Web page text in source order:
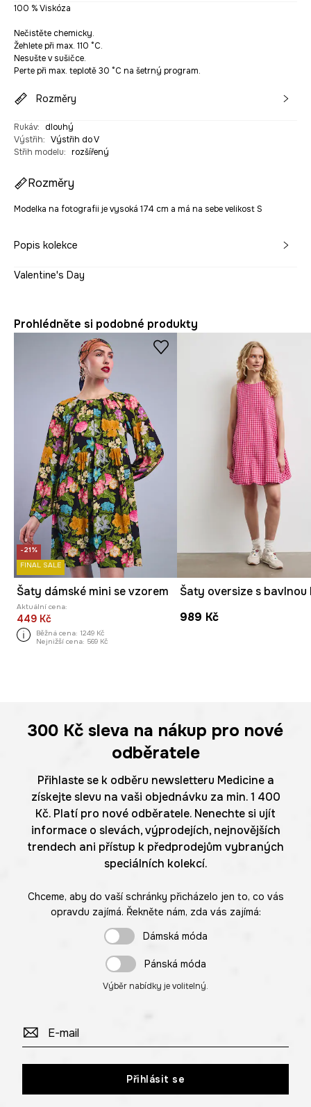
100 % Viskóza
Nečistěte chemicky.
Žehlete při max. 110 °C.
Nesušte v sušičce.
Perte při max. teplotě 30 °C na šetrný program.
Rozměry
Rukáv:
dlouhý
Výstřih: Výstřih do V
Střih modelu: rozšířený
Rozměry
Modelka na fotografii je vysoká 174 cm a má na sebe velikost S
Popis kolekce
Valentine's Day
Prohlédněte si podobné produkty
-21%
FINAL SALE
Šaty dámské mini se vzorem
Aktuální cena:
449 Kč
Běžná cena: 1249 Kč
Nejnižší cena: 569 Kč
989 Kč
300 Kč sleva na nákup pro nové
odběratele
Přihlaste se k odběru newsletteru Medicine a
získejte slevu na vaši objednávku za min. 1 400
Kč. Platí pro nové odběratele. Nenechte si ujít
informace o slevách, výprodejích, nejnovějších
trendech ani přístup k předprodejům vybraných
speciálních kolekcí.
Chceme, aby do vaší schránky přicházelo jen to, co vás
opravdu zajímá. Řekněte nám, zda vás zajímá:
Dámská móda
Pánská móda
Výběr nabídky je volitelný.
Přihlásit se